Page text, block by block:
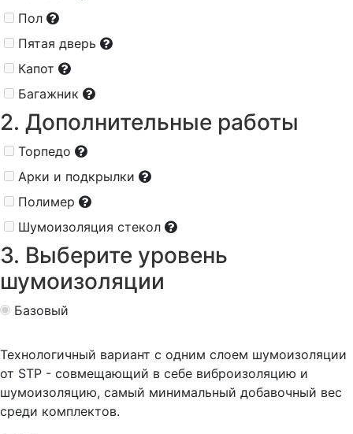
Пол
Пятая дверь
Капот
Багажник
2. Дополнительные работы
Торпедо
Арки и подкрылки
Полимер
Шумоизоляция стекол
3. Выберите уровень
шумоизоляции
Базовый
Технологичный вариант с одним слоем шумоизоляции
от STP - совмещающий в себе виброизоляцию и
шумоизоляцию, самый минимальный добавочный вес
среди комплектов.